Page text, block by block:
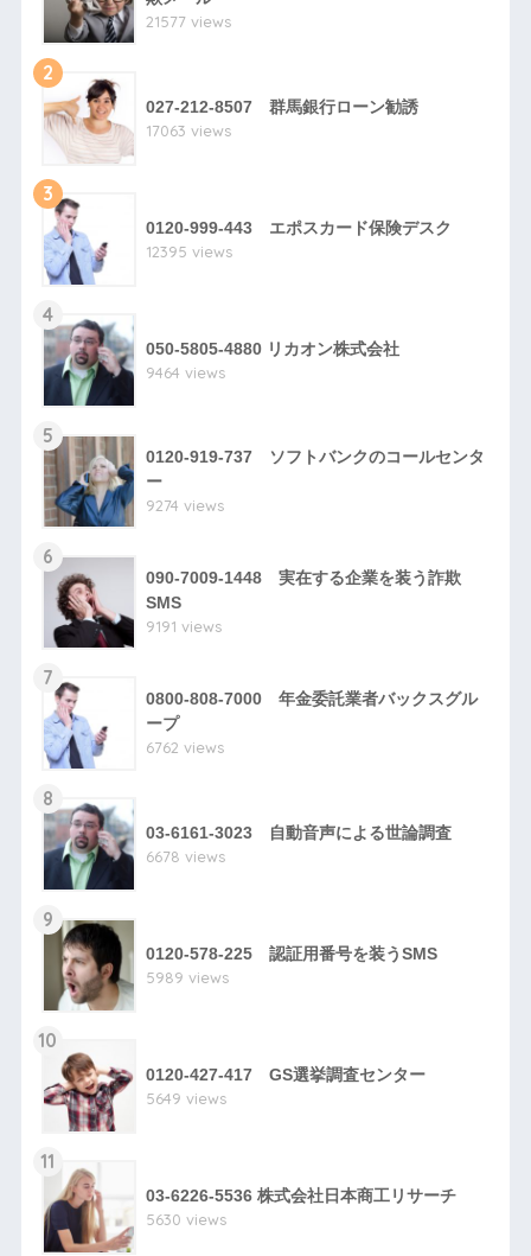
21577 views
2
027-212-8507 群馬銀行ローン勧誘
17063 views
3
0120-999-443 エポスカード保険デスク
12395 views
4
050-5805-4880 リカオン株式会社
9464 views
5
0120-919-737 ソフトバンクのコールセンタ
ー
9274 views
6
090-7009-1448 実在する企業を装う詐欺
SMS
9191 views
7
0800-808-7000 年金委託業者バックスグル
ープ
6762 views
8
03-6161-3023 自動音声による世論調査
6678 views
9
0120-578-225 認証用番号を装うSMS
5989 views
10
0120-427-417 GS選挙調査センター
5649 views
11
03-6226-5536 株式会社日本商工リサーチ
5630 views